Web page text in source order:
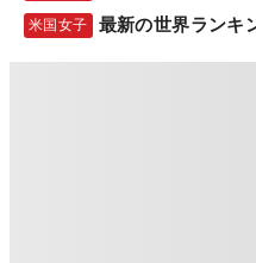
米国女子 最新の世界ランキ